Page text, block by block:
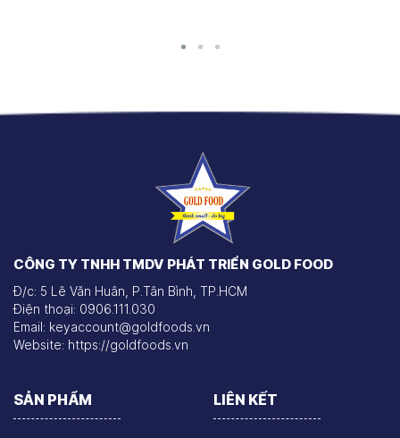
CÔNG TY TNHH TMDV PHÁT TRIỂN GOLD FOOD
Đ/c: 5 Lê Văn Huân, P.Tân Bình, TP.HCM
Điện thoại: 0906.111.030
Email: keyaccount@goldfoods.vn
Website: https://goldfoods.vn
SẢN PHẨM LIÊN KẾT